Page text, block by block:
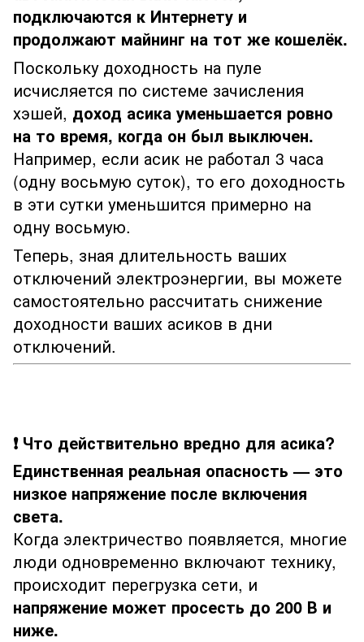
подключаются к Интернету и
продолжают майнинг на тот же кошелёк.
Поскольку доходность на пуле
исчисляется по системе зачисления
хэшей, доход асика уменьшается ровно
на то время, когда он был выключен.
Например, если асик не работал 3 часа
(одну восьмую суток), то его доходность
в эти сутки уменьшится примерно на
одну восьмую.
Теперь, зная длительность ваших
отключений электроэнергии, вы можете
самостоятельно рассчитать снижение
доходности ваших асиков в дни
отключений.
❗ Что действительно вредно для асика?
Единственная реальная опасность — это
низкое напряжение после включения
света.
Когда электричество появляется, многие
люди одновременно включают технику,
происходит перегрузка сети, и
напряжение может просесть до 200 В и
ниже.